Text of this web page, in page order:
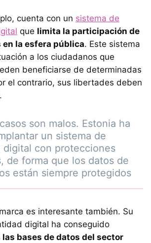
cuenta con un sistema de
que limita la participación de
la esfera pública. Este sistema
a los ciudadanos que
beneficiarse de determinadas
el contrario, sus libertades deben
son malos. Estonia ha
un sistema de
con protecciones
de forma que los datos de
están siempre protegidos
es interesante también. Su
digital ha conseguido
bases de datos del sector